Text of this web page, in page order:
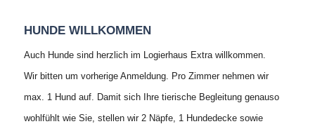
HUNDE WILLKOMMEN
Auch Hunde sind herzlich im Logierhaus Extra willkommen.
Wir bitten um vorherige Anmeldung. Pro Zimmer nehmen wir
max. 1 Hund auf. Damit sich Ihre tierische Begleitung genauso
wohlfühlt wie Sie, stellen wir 2 Näpfe, 1 Hundedecke sowie